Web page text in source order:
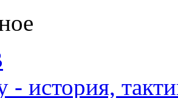
- история,